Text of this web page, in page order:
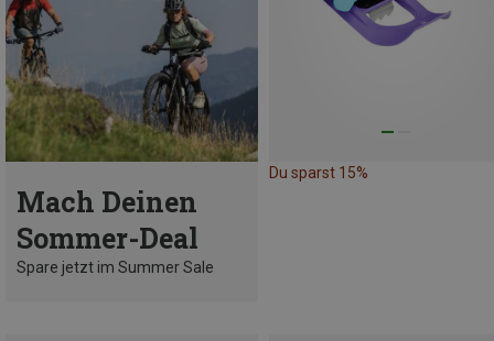
Mach Deinen
Sommer-Deal
Spare jetzt im Summer Sale
Du sparst 15%